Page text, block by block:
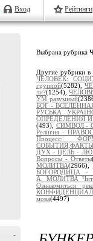
Вход Рейтинги
-
Выбрана рубрика
Другие рубрики в
ЧЕЛОВЕК:
группой(5282),
ли?(1254),
УМ разумный
БОГ -
РУСЬКА
ОПРЕДЕЛЕНИЯ
(493), СИМВОЛ -
Религия -
Процесс:
ДУХ - ЦЕЛЬ -
Вопросы - Ответы
МОЛИТВА(2966),
БОГОРОДИЦА -
Ознакомиться
мова(4497)